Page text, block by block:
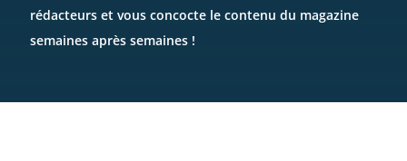
rédacteurs et vous concocte le contenu du magazine
semaines après semaines !